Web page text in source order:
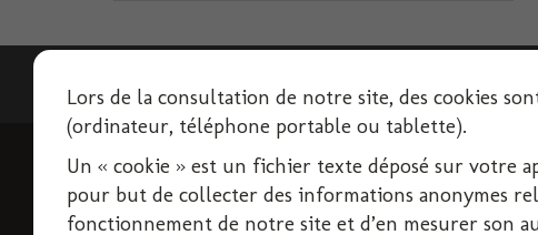
INFORMATIONS
Livraison
Lors de la consultation de notre site, des cookies
(ordinateur, téléphone portable ou tablette).
Un « cookie » est un fichier texte déposé sur votre
pour but de collecter des informations anonymes
fonctionnement de notre site et d’en mesurer son